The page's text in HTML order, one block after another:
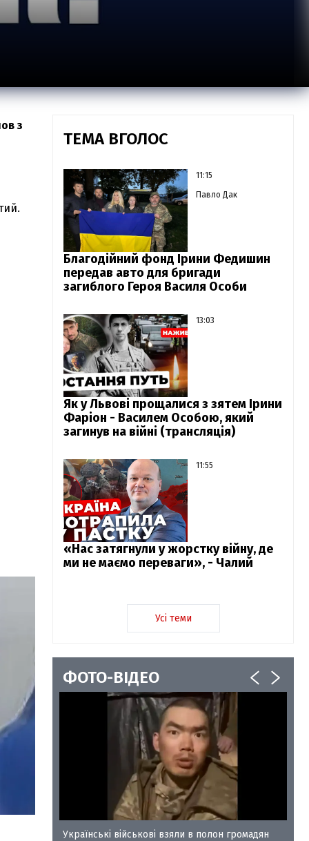
з
ТЕМА ВГОЛОС
11:15
Павло Дак
Благодійний фонд Ірини Федишин
передав авто для бригади
загиблого Героя Василя Особи
13:03
Як у Львові прощалися з зятем Ірини
Фаріон - Василем Особою, який
загинув на війні (трансляція)
11:55
«Нас затягнули у жорстку війну, де
ми не маємо переваги», - Чалий
Усі теми
ФОТО-ВІДЕО
Українські військові взяли в полон громадян